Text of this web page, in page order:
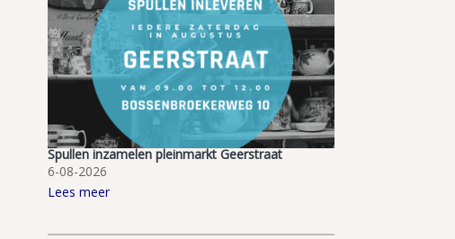
Spullen inzamelen pleinmarkt Geerstraat
6-08-2026
Lees meer